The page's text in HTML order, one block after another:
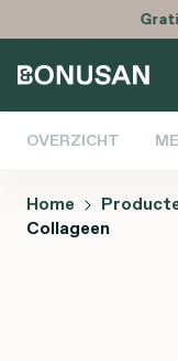
OVERZICHT
Home
Collageen